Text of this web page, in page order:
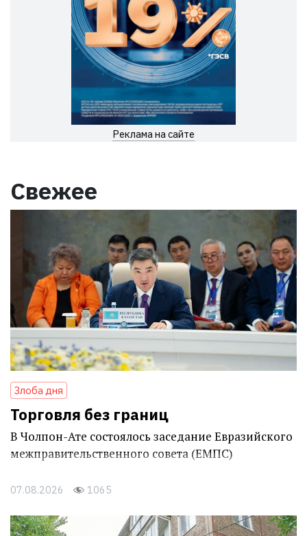
Реклама на сайте
Свежее
Злоба дня
Торговля без границ
В Чолпон-Ате состоялось заседание Евразийского
межправительственного совета (ЕМПС)
07.08.2026 1065